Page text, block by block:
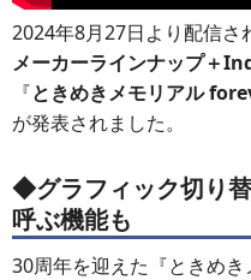
2024年8月27日より配信さ
メーカーラインナップ＋
『ときめきメモリアル
が発表されました。
◆グラフィック切り
呼ぶ機能も
30周年を迎えた『ときめ